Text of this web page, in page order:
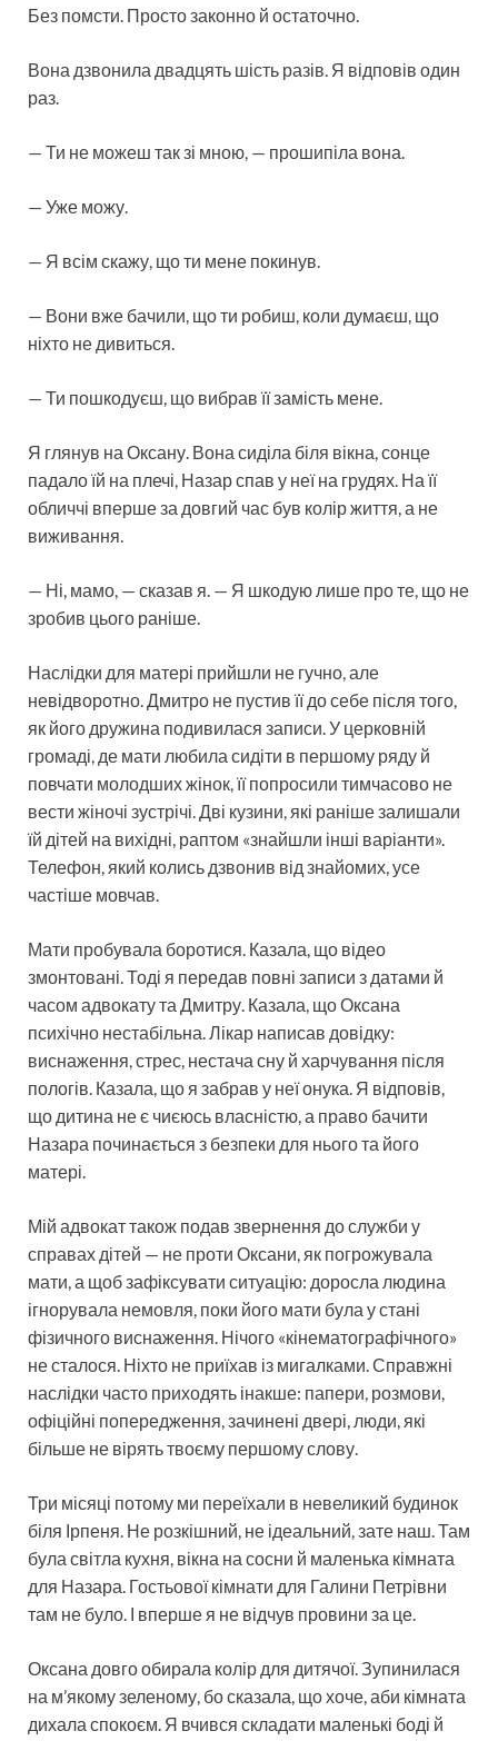
Без помсти. Просто законно й остаточно.
Вона дзвонила двадцять шість разів. Я відповів один
раз.
— Ти не можеш так зі мною, — прошипіла вона.
— Уже можу.
— Я всім скажу, що ти мене покинув.
— Вони вже бачили, що ти робиш, коли думаєш, що
ніхто не дивиться.
— Ти пошкодуєш, що вибрав її замість мене.
Я глянув на Оксану. Вона сиділа біля вікна, сонце
падало їй на плечі, Назар спав у неї на грудях. На її
обличчі вперше за довгий час був колір життя, а не
виживання.
— Ні, мамо, — сказав я. — Я шкодую лише про те, що не
зробив цього раніше.
Наслідки для матері прийшли не гучно, але
невідворотно. Дмитро не пустив її до себе після того,
як його дружина подивилася записи. У церковній
громаді, де мати любила сидіти в першому ряду й
повчати молодших жінок, її попросили тимчасово не
вести жіночі зустрічі. Дві кузини, які раніше залишали
їй дітей на вихідні, раптом «знайшли інші варіанти».
Телефон, який колись дзвонив від знайомих, усе
частіше мовчав.
Мати пробувала боротися. Казала, що відео
змонтовані. Тоді я передав повні записи з датами й
часом адвокату та Дмитру. Казала, що Оксана
психічно нестабільна. Лікар написав довідку:
виснаження, стрес, нестача сну й харчування після
пологів. Казала, що я забрав у неї онука. Я відповів,
що дитина не є чиєюсь власністю, а право бачити
Назара починається з безпеки для нього та його
матері.
Мій адвокат також подав звернення до служби у
справах дітей — не проти Оксани, як погрожувала
мати, а щоб зафіксувати ситуацію: доросла людина
ігнорувала немовля, поки його мати була у стані
фізичного виснаження. Нічого «кінематографічного»
не сталося. Ніхто не приїхав із мигалками. Справжні
наслідки часто приходять інакше: папери, розмови,
офіційні попередження, зачинені двері, люди, які
більше не вірять твоєму першому слову.
Три місяці потому ми переїхали в невеликий будинок
біля Ірпеня. Не розкішний, не ідеальний, зате наш. Там
була світла кухня, вікна на сосни й маленька кімната
для Назара. Гостьової кімнати для Галини Петрівни
там не було. І вперше я не відчув провини за це.
Оксана довго обирала колір для дитячої. Зупинилася
на м’якому зеленому, бо сказала, що хоче, аби кімната
дихала спокоєм. Я вчився складати маленькі боді й